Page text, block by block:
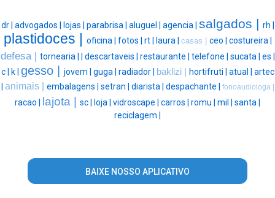
dr | advogados | lojas | parabrisa | aluguel | agencia | salgados | rh |
plastidoces | oficina | fotos | rt | laura | casas | ceo | costureira |
defesa | tornearia | descartaveis | restaurante | telefone | sucata | es |
c |
k | gesso | jovem | guga | radiador | baklizi | hortifruti | atual | artec
animais | embalagens | setran | diarista | despachante | fonoaudiologa |
racao | lajota | sc | loja | vidroscape | carros | romu | mil | santa |
reciclagem |
BAIXE NOSSO APLICATIVO